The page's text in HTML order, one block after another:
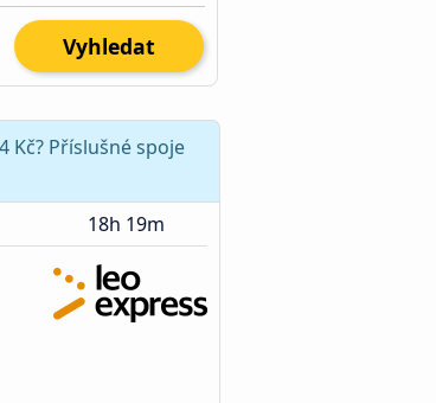
Vyhledat
Kč? Příslušné spoje
18h 19m